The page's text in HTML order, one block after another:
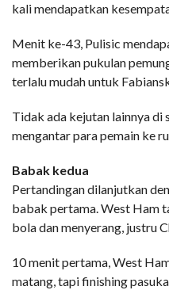
kali mendapatkan
Menit ke-43, Pulisic
memberikan pukulan
terlalu mudah untuk
Tidak ada kejutan lainnya di
mengantar para pemain ke
Babak kedua
Pertandingan dilanjutkan
babak pertama. West Ham
bola dan menyerang, justru
10 menit pertama, West
matang, tapi finishing